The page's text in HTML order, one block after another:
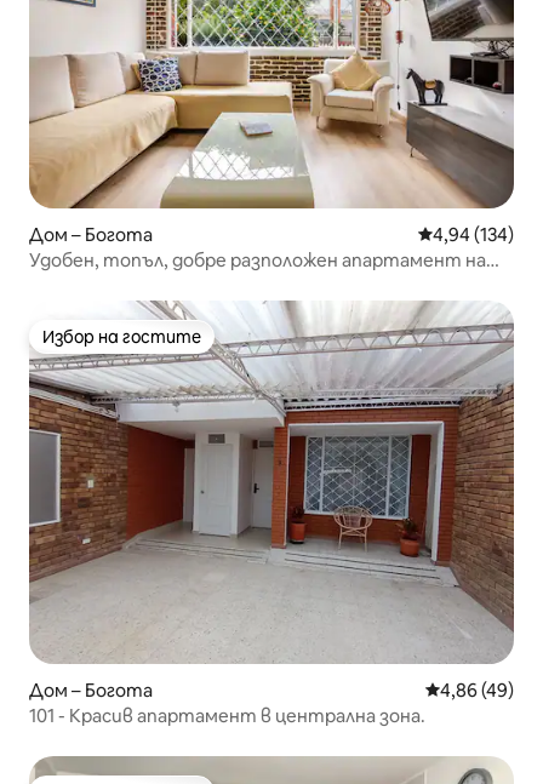
Дом – Богота Средна
4,94 (134)
Удобен, топъл, добре разположен апартамент на
Избор на гостите
Избор на гостите
Дом – Богота Средна
4,86 (49)
101 - Красив апартамент в централна зона.